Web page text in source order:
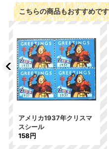
こちらの商品もおすすめです
アメリカ1937年クリスマ
スシール
158円